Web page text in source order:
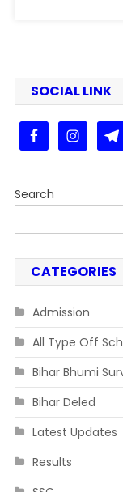
SOCIAL LINK
Search
CATEGORIES
Admission
All Type Off
Bihar Bhumi
Bihar Deled
Latest Updates
Results